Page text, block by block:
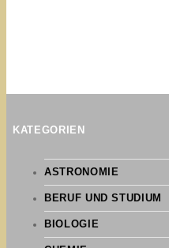
KATEGORIEN
ASTRONOMIE
BERUF UND STUDIUM
BIOLOGIE